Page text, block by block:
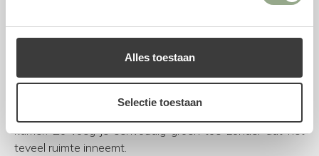
Alles toestaan
Selectie toestaan
Kunstplanten voor de slaapkamer
en ontspannen sfeer zonder onderhoud. De kunst
TropaeolumenDracaenazijn geliefd vanwege hun
elegante en slanke vormen, waardoor ze perfect passen
kamer. Zo voeg je eenvoudig groen toe zonder dat het
teveel ruimte inneemt.